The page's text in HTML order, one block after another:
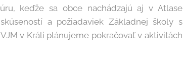
keďže sa obce nachádzajú aj v Atlase
a požiadaviek Základnej školy s
v Králi plánujeme pokračovať v aktivitách